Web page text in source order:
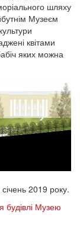
шляху
Музеєм
квітами
яких можна
2019 року.
будівлі Музею